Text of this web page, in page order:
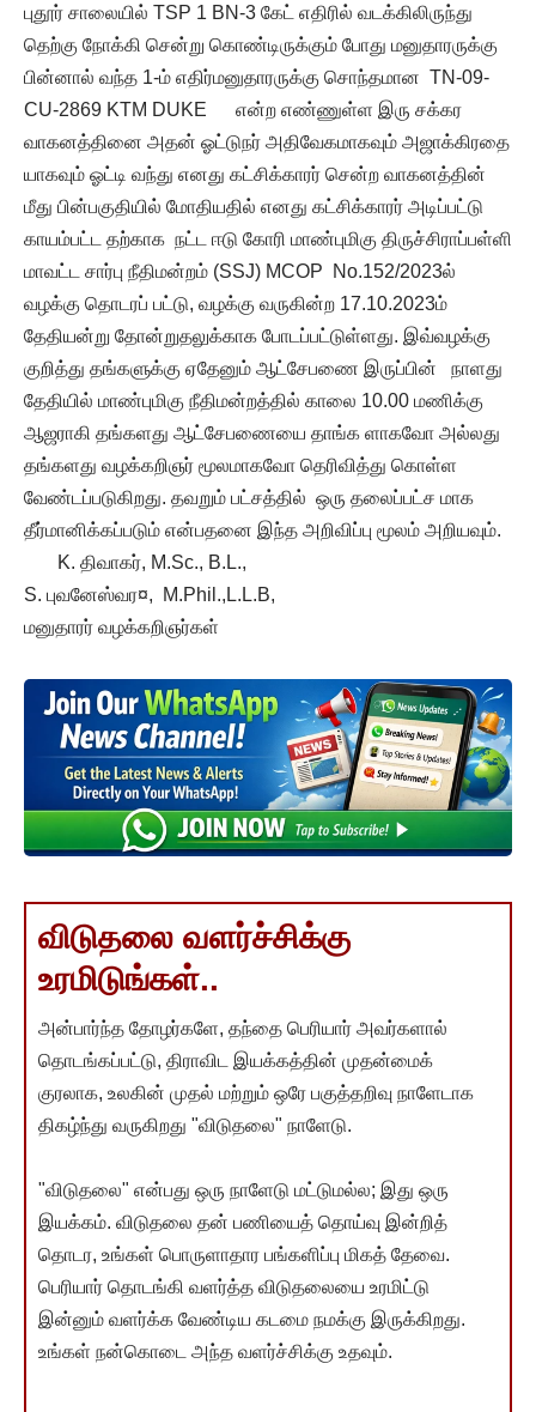
புதூர் சாலையில் TSP 1 BN-3 கேட் எதிரில் வடக்கிலிருந்து
தெற்கு நோக்கி சென்று கொண்டிருக்கும் போது மனுதாரருக்கு
பின்னால் வந்த 1-ம் எதிர்மனுதாரருக்கு சொந்தமான TN-09-
CU-2869 KTM DUKE என்ற எண்ணுள்ள இரு சக்கர
வாகனத்தினை அதன் ஓட்டுநர் அதிவேகமாகவும் அஜாக்கிரதை
யாகவும் ஓட்டி வந்து எனது கட்சிக்காரர் சென்ற வாகனத்தின்
மீது பின்பகுதியில் மோதியதில் எனது கட்சிக்காரர் அடிப்பட்டு
காயம்பட்ட தற்காக நட்ட ஈடு கோரி மாண்புமிகு திருச்சிராப்பள்ளி
மாவட்ட சார்பு நீதிமன்றம் (SSJ) MCOP No.152/2023ல்
வழக்கு தொடரப் பட்டு, வழக்கு வருகின்ற 17.10.2023ம்
தேதியன்று தோன்றுதலுக்காக போடப்பட்டுள்ளது. இவ்வழக்கு
குறித்து தங்களுக்கு ஏதேனும் ஆட்சேபணை இருப்பின் நாளது
தேதியில் மாண்புமிகு நீதிமன்றத்தில் காலை 10.00 மணிக்கு
ஆஜராகி தங்களது ஆட்சேபணையை தாங்க ளாகவோ அல்லது
தங்களது வழக்கறிஞர் மூலமாகவோ தெரிவித்து கொள்ள
வேண்டப்படுகிறது. தவறும் பட்சத்தில் ஒரு தலைப்பட்ச மாக
தீர்மானிக்கப்படும் என்பதனை இந்த அறிவிப்பு மூலம் அறியவும்.
K. திவாகர், M.Sc., B.L.,
S. புவனேஸ்வர¤, M.Phil.,L.L.B,
மனுதாரர் வழக்கறிஞர்கள்
விடுதலை வளர்ச்சிக்கு
உரமிடுங்கள்..
அன்பார்ந்த தோழர்களே, தந்தை பெரியார் அவர்களால்
தொடங்கப்பட்டு, திராவிட இயக்கத்தின் முதன்மைக்
குரலாக, உலகின் முதல் மற்றும் ஒரே பகுத்தறிவு நாளேடாக
திகழ்ந்து வருகிறது "விடுதலை" நாளேடு.
"விடுதலை" என்பது ஒரு நாளேடு மட்டுமல்ல; இது ஒரு
இயக்கம். விடுதலை தன் பணியைத் தொய்வு இன்றித்
தொடர, உங்கள் பொருளாதார பங்களிப்பு மிகத் தேவை.
பெரியார் தொடங்கி வளர்த்த விடுதலையை உரமிட்டு
இன்னும் வளர்க்க வேண்டிய கடமை நமக்கு இருக்கிறது.
உங்கள் நன்கொடை அந்த வளர்ச்சிக்கு உதவும்.